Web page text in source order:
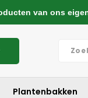
Plantenbakken
van ons eigen